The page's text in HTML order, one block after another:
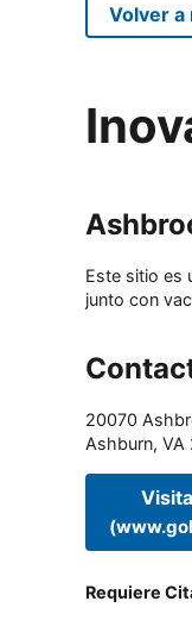
Volver a
Este sitio es
junto con
20070
Ashburn, VA
Requiere